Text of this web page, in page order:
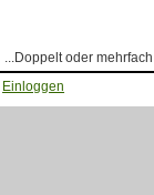
...Doppelt oder
Einloggen